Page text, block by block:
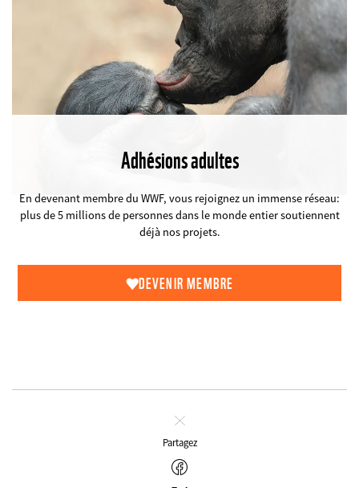
Adhésions adultes
En devenant membre du WWF, vous rejoignez un immense réseau:
plus de 5 millions de personnes dans le monde entier soutiennent
déjà nos projets.
DEVENIR MEMBRE
Fermer
Partagez
Facebook